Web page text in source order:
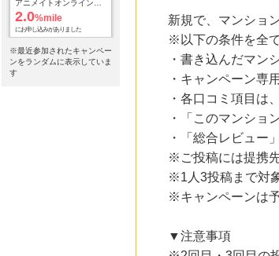
楽天ブックス
1.0 %mile
にお申し込みがありました
22時間前
※最近参加されたキャンペー
ンをランダムに表示していま
す
新規で、マンショ
※以下の条件を全
・書き込んだマン
・キャンペーン専
・各口コミ項目は
・「このマンショ
・「総合レビュー
※ご投稿には提携
※1人3投稿まで対
※キャンペーンは
▼注意事項